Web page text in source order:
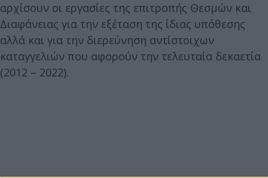
αρχίσουν οι εργασίες της επιτροπής Θεσμών και
Διαφάνειας για την εξέταση της ίδιας υπόθεσης
αλλά και για την διερεύνηση αντίστοιχων
καταγγελιών που αφορούν την τελευταία δεκαετία
(2012 – 2022).